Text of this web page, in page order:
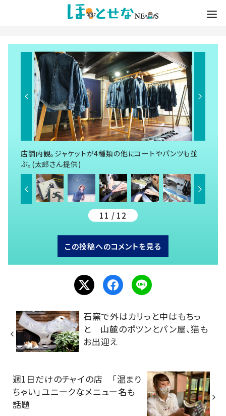
店舗内観。ジャケットが4種類の他にコートやパンツも並
ぶ。(太郎さん提供)
11 / 12
この投稿へのコメントを見る
石窯で外はカリっと中はもちっ
と 山麓のポツンとパン屋、猫も
お出迎え
週1日だけのチャイの店 「温まり
ちゃい」ユニークなメニュー名も
話題